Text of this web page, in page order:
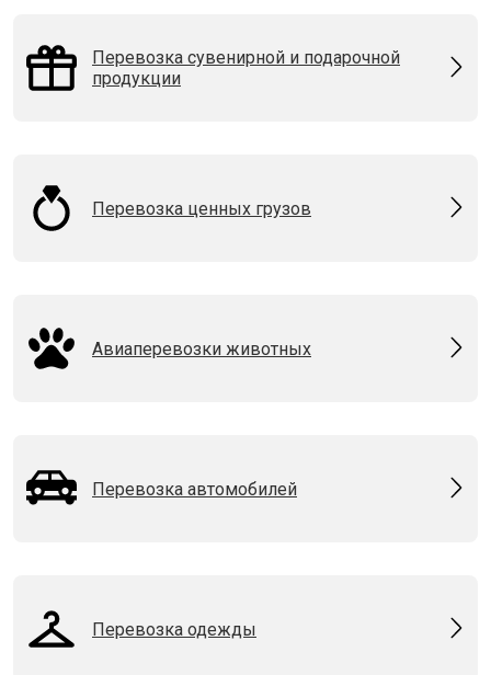
Перевозка сувенирной и подарочной
продукции
Перевозка ценных грузов
Авиаперевозки животных
Перевозка автомобилей
Перевозка одежды